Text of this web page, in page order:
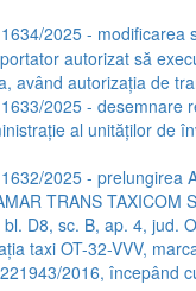
2025 - modificarea
autorizat să
având autorizația de
2025 - desemnare
al unităților de
2025 - prelungirea
TRANS TAXICOM
D8, sc. B, ap. 4, jud.
taxi OT-32-VVV,
2016, începând